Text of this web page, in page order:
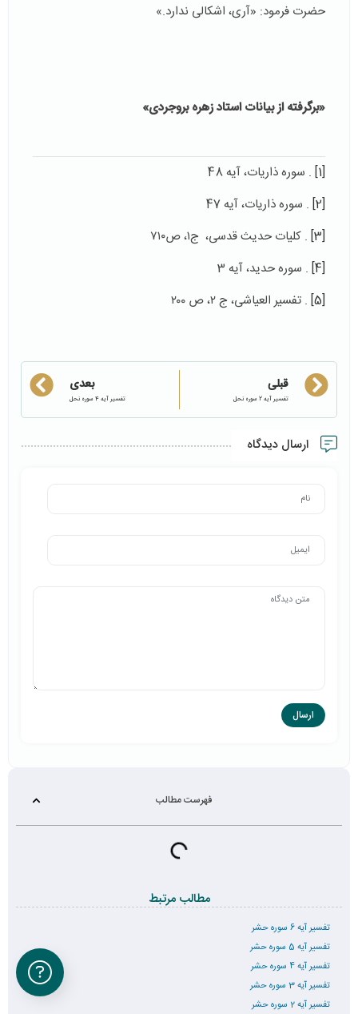
حضرت فرمود: «آری، اشکالی ندارد.»
«برگرفته از بیانات استاد زهره بروجردی»
[1] . سوره ذاریات، آیه 48
[2]
. سوره ذاریات، آیه 47
[3]
. کلیات حدیث قدسی، ج۱، ص۷۱۰
[4]
. سوره حدید، آیه 3
[5]
. تفسیر العیاشی، ج ٢، ص ٢٠٠
قبلی
تفسیر آیه 2 سوره نحل
بعدی
تفسیر آیه 4 سوره نحل
ارسال دیدگاه
فهرست مطالب
مطالب مرتبط
تفسیر آیه 6 سوره حشر
تفسیر آیه 5 سوره حشر
تفسیر آیه 4 سوره حشر
تفسیر آیه 3 سوره حشر
تفسیر آیه 2 سوره حشر